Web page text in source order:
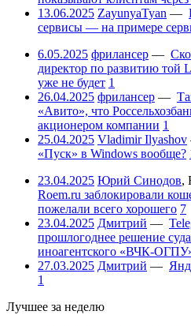
13.06.2025 ZayunyaTyan —
сервисы — на примере
6.05.2025 фрилансер —
директор по развитию той
уже не будет 1
26.04.2025 фрилансер —
«Авито», что
акционером компании 1
25.04.2025 Vladimir Ilyashov
«Пуск» в Windows вообще?
23.04.2025 Юрий Синодов,
Roem.ru заблокировали
пожелали всего хорошего 7
23.04.2025 Дмитрий —
прошлогоднее решение
иноагентского «ВЧК-
27.03.2025 Дмитрий —
1
Лучшее за неделю